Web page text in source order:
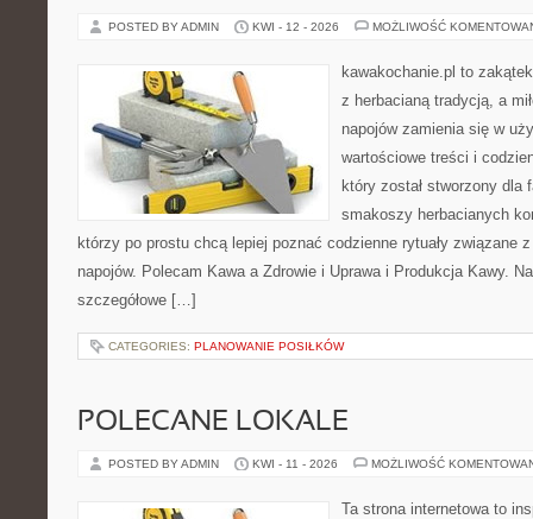
POSTED BY ADMIN KWI - 12 - 2026 MOŻLIWOŚĆ
kawakochanie.pl to
z herbacianą tradycją, a
napojów zamienia się w
wartościowe treści i
który został stworzony dla
smakoszy herbacianych
którzy po prostu chcą lepiej poznać codzienne rytuały związane
napojów. Polecam Kawa a Zdrowie i Uprawa i Produkcja Kawy.
szczegółowe […]
CATEGORIES: PLANOWANIE POSIŁKÓW
POLECANE LOKALE
POSTED BY ADMIN KWI - 11 - 2026 MOŻLIWOŚĆ
Ta strona internetowa to